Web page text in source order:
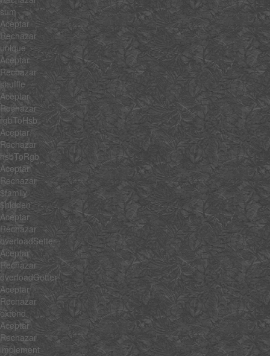
sum
Aceptar
Rechazar
unique
Aceptar
Rechazar
shuffle
Aceptar
Rechazar
rgbToHsb
Aceptar
Rechazar
hsbToRgb
Aceptar
Rechazar
$family
$hidden
Aceptar
Rechazar
overloadSetter
Aceptar
Rechazar
overloadGetter
Aceptar
Rechazar
extend
Aceptar
Rechazar
implement